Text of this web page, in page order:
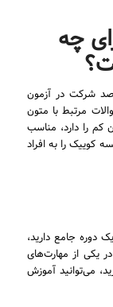
چه
شرکت در آزمون
مرتبط با متون
کم را دارد، مناسب
کوییک را به افراد
دوره جامع دارید،
یکی از مهارت‌های
می‌توانید آموزش